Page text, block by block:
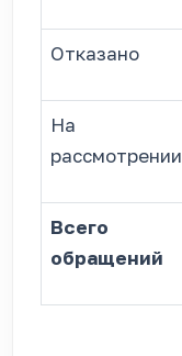
Отказано
На
рассмотрении
Всего
обращений